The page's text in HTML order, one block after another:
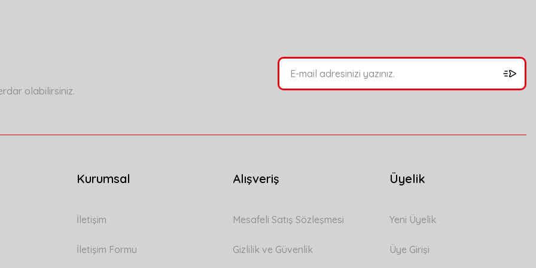
olabilirsiniz.
Kurumsal
İletişim
İletişim Formu
Alışveriş
Mesafeli Satış Sözleşmesi
Gizlilik ve Güvenlik
Üyelik
Yeni Üyelik
Üye Girişi